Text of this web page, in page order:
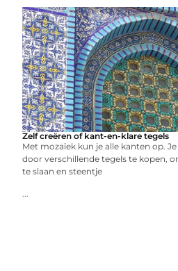
Zelf creëren of kant-en-klare tegels
Met mozaïek kun je alle kanten op.
door verschillende tegels te kopen,
te slaan en steentje
...